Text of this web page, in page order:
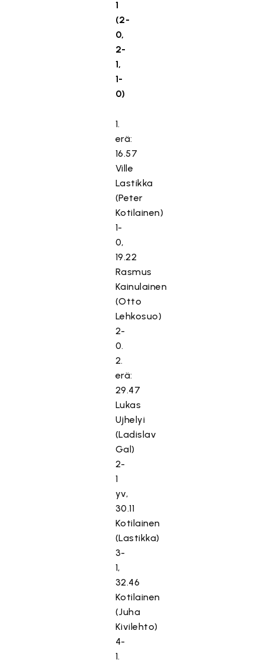
1
(2-
0,
2-
1,
1-
0)
1.
erä:
16.57
Ville
Lastikka
(Peter
Kotilainen)
1-
0,
19.22
Rasmus
Kainulainen
(Otto
Lehkosuo)
2-
0.
2.
erä:
29.47
Lukas
Ujhelyi
(Ladislav
Gal)
2-
1
yv,
30.11
Kotilainen
(Lastikka)
3-
1,
32.46
Kotilainen
(Juha
Kivilehto)
4-
1.